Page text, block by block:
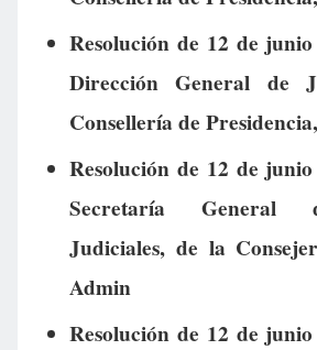
Resolución de 12 de
Dirección General de
Consellería de
Resolución de 12 de
Secretaría General
Judiciales, de la
Admin
Resolución de 12 de